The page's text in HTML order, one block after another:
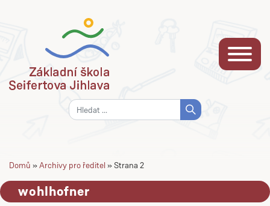
Vyhledávání
Domů »Archivy pro ředitel»Strana 2
wohlhofner